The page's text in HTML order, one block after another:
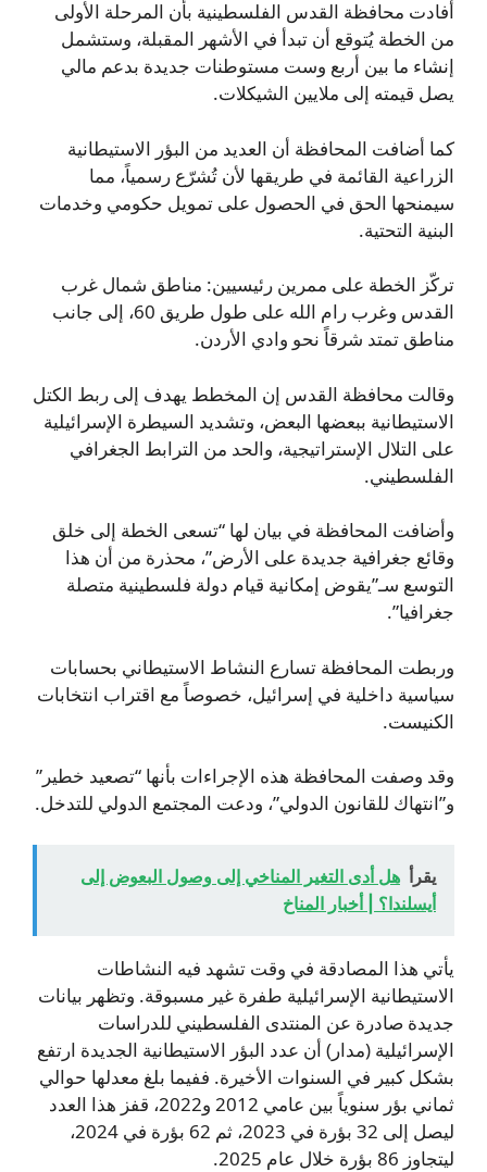
أفادت محافظة القدس الفلسطينية بأن المرحلة الأولى
من الخطة يُتوقع أن تبدأ في الأشهر المقبلة، وستشمل
إنشاء ما بين أربع وست مستوطنات جديدة بدعم مالي
يصل قيمته إلى ملايين الشيكلات.
كما أضافت المحافظة أن العديد من البؤر الاستيطانية
الزراعية القائمة في طريقها لأن تُشرّع رسمياً، مما
سيمنحها الحق في الحصول على تمويل حكومي وخدمات
البنية التحتية.
تركّز الخطة على ممرين رئيسيين: مناطق شمال غرب
القدس وغرب رام الله على طول طريق 60، إلى جانب
مناطق تمتد شرقاً نحو وادي الأردن.
وقالت محافظة القدس إن المخطط يهدف إلى ربط الكتل
الاستيطانية ببعضها البعض، وتشديد السيطرة الإسرائيلية
على التلال الإستراتيجية، والحد من الترابط الجغرافي
الفلسطيني.
وأضافت المحافظة في بيان لها “تسعى الخطة إلى خلق
وقائع جغرافية جديدة على الأرض”، محذرة من أن هذا
التوسع سـ”يقوض إمكانية قيام دولة فلسطينية متصلة
جغرافيا”.
وربطت المحافظة تسارع النشاط الاستيطاني بحسابات
سياسية داخلية في إسرائيل، خصوصاً مع اقتراب انتخابات
الكنيست.
وقد وصفت المحافظة هذه الإجراءات بأنها “تصعيد خطير”
و”انتهاك للقانون الدولي”، ودعت المجتمع الدولي للتدخل.
يقرأ هل أدى التغير المناخي إلى وصول البعوض إلى
أيسلندا؟ | أخبار المناخ
يأتي هذا المصادقة في وقت تشهد فيه النشاطات
الاستيطانية الإسرائيلية طفرة غير مسبوقة. وتظهر بيانات
جديدة صادرة عن المنتدى الفلسطيني للدراسات
الإسرائيلية (مدار) أن عدد البؤر الاستيطانية الجديدة ارتفع
بشكل كبير في السنوات الأخيرة. ففيما بلغ معدلها حوالي
ثماني بؤر سنوياً بين عامي 2012 و2022، قفز هذا العدد
ليصل إلى 32 بؤرة في 2023، ثم 62 بؤرة في 2024،
ليتجاوز 86 بؤرة خلال عام 2025.